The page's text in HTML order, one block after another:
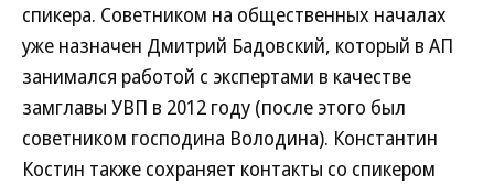
спикера. Советником на общественных началах
уже назначен Дмитрий Бадовский, который в АП
занимался работой с экспертами в качестве
замглавы УВП в 2012 году (после этого был
советником господина Володина). Константин
Костин также сохраняет контакты со спикером